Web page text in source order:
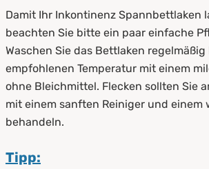
Damit Ihr Inkontinenz Spannbettlaken
beachten Sie bitte ein paar einfache
Waschen Sie das Bettlaken regelmäßig
empfohlenen Temperatur mit einem
ohne Bleichmittel. Flecken sollten Sie
mit einem sanften Reiniger und einem
behandeln.
Tipp: